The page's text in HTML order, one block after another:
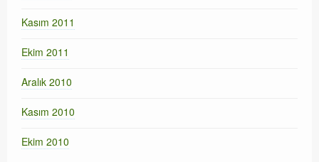
Kasım 2011
Ekim 2011
Aralık 2010
Kasım 2010
Ekim 2010